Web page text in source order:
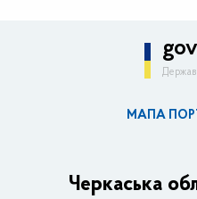
МАПА
Керівництво
Черкаська